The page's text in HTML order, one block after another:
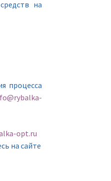
на
процесса
opt.ru
на сайте